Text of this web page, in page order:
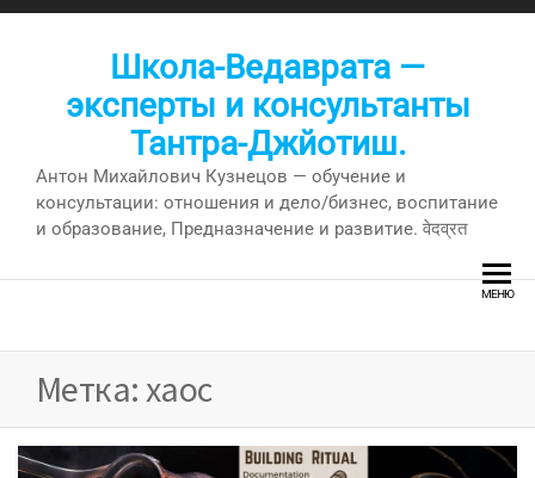
Перейти
Школа-Ведаврата —
эксперты и консультанты
Тантра-Джйотиш.
Антон Михайлович Кузнецов — обучение и
консультации: отношения и дело/бизнес, воспитание
и образование, Предназначение и развитие. वेदव्रत
МЕНЮ
Метка:хаос